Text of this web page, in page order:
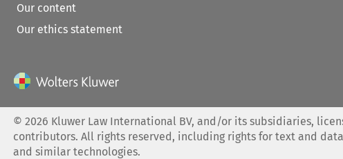
Our content
Our ethics statement
©2026 Kluwer Law International BV, and/or its subsidiaries,
contributors. All rights reserved, including rights for text and
and similar technologies.